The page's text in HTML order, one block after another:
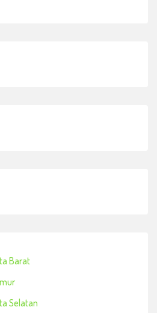
Barat
Selatan